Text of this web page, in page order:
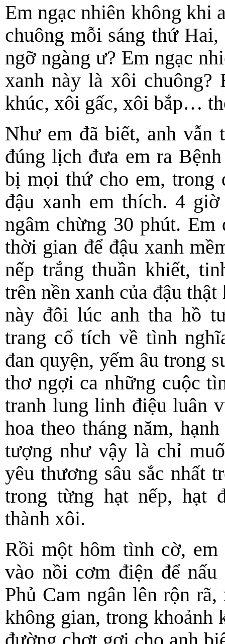
Em ngạc nhiên không khi
chuông mỗi sáng thứ
ngỡ ngàng ư? Em ngạc
xanh này là xôi
khúc, xôi gấc, xôi bắp…
Như em đã biết, anh vẫn
đúng lịch đưa em ra
bị mọi thứ cho em, trong
đậu xanh em thích. 4
ngâm chừng 30 phút.
thời gian để đậu xanh
nếp trắng thuần khiết,
trên nền xanh của đậu
này đôi lúc anh tha hồ
trang cổ tích về tình
đan quyện, yếm âu trong
thơ ngợi ca những cuộc
tranh lung linh điệu luân
hoa theo tháng năm,
tượng như vậy là chỉ
yêu thương sâu sắc nhất
trong từng hạt nếp, hạt
thành xôi.
Rồi một hôm tình cờ,
vào nồi cơm điện để
Phủ Cam ngân lên rộn
không gian, trong khoảnh